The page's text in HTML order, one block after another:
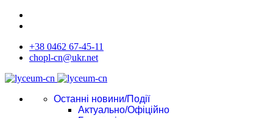
+38 0462 67-45-11
chopl-cn@ukr.net
Останні новини/Події
Актуально/Офіційно